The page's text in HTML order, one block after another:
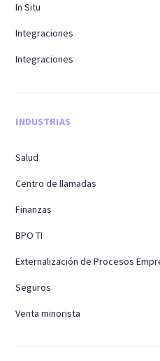
In Situ
Integraciones
Integraciones
INDUSTRIAS
Salud
Centro de llamadas
Finanzas
BPO TI
Externalización de Procesos
Seguros
Venta minorista